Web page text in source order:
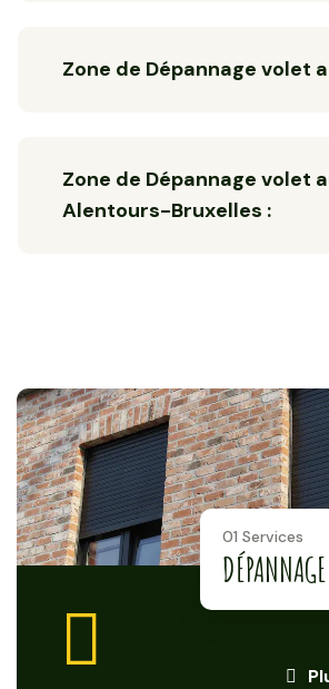
Zone de Dépannage volet
Zone de Dépannage volet
Alentours-Bruxelles :
01 Services